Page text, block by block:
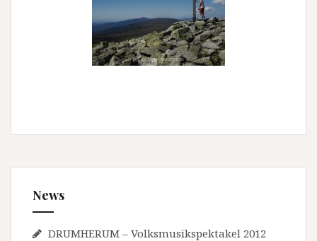
News
DRUMHERUM – Volksmusikspektakel 2012